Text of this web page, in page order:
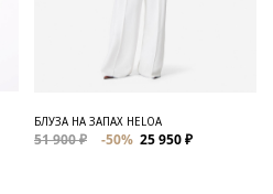
БЛУЗА НА ЗАПАХ HELOA
51 900 ₽ -50% 25 950 ₽